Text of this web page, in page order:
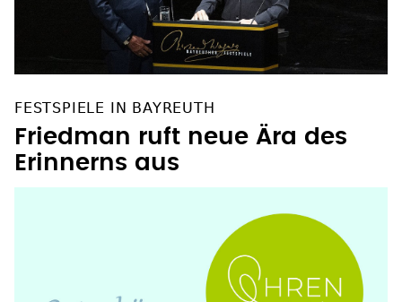
FESTSPIELE IN BAYREUTH
Friedman ruft neue Ära des
Erinnerns aus